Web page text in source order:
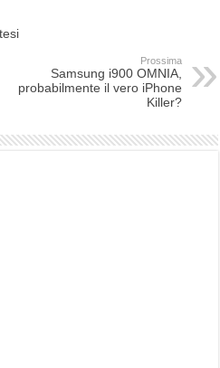
Prossima
Samsung i900 OMNIA,
probabilmente il vero iPhone
Killer?